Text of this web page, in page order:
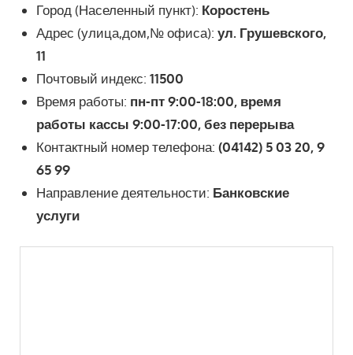
Город (Населенный пункт): Коростень
Адрес (улица,дом,№ офиса): ул. Грушевского,
11
Почтовый индекс: 11500
Время работы: пн-пт 9:00-18:00, время
работы кассы 9:00-17:00, без перерыва
Контактный номер телефона: (04142) 5 03 20, 9
65 99
Направление деятельности: Банковские
услуги